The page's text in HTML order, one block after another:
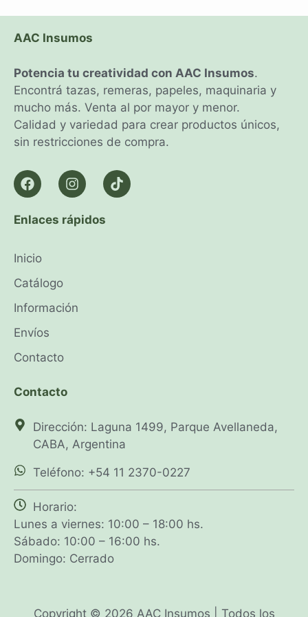
AAC Insumos
Potencia tu creatividad con AAC Insumos.
Encontrá tazas, remeras, papeles, maquinaria y
mucho más. Venta al por mayor y menor.
Calidad y variedad para crear productos únicos,
sin restricciones de compra.
Enlaces rápidos
Inicio
Catálogo
Información
Envíos
Contacto
Contacto
Dirección: Laguna 1499, Parque Avellaneda,
CABA, Argentina
Teléfono: +54 11 2370-0227
Horario:
Lunes a viernes: 10:00 – 18:00 hs.
Sábado: 10:00 – 16:00 hs.
Domingo: Cerrado
Copyright © 2026 AAC Insumos | Todos los